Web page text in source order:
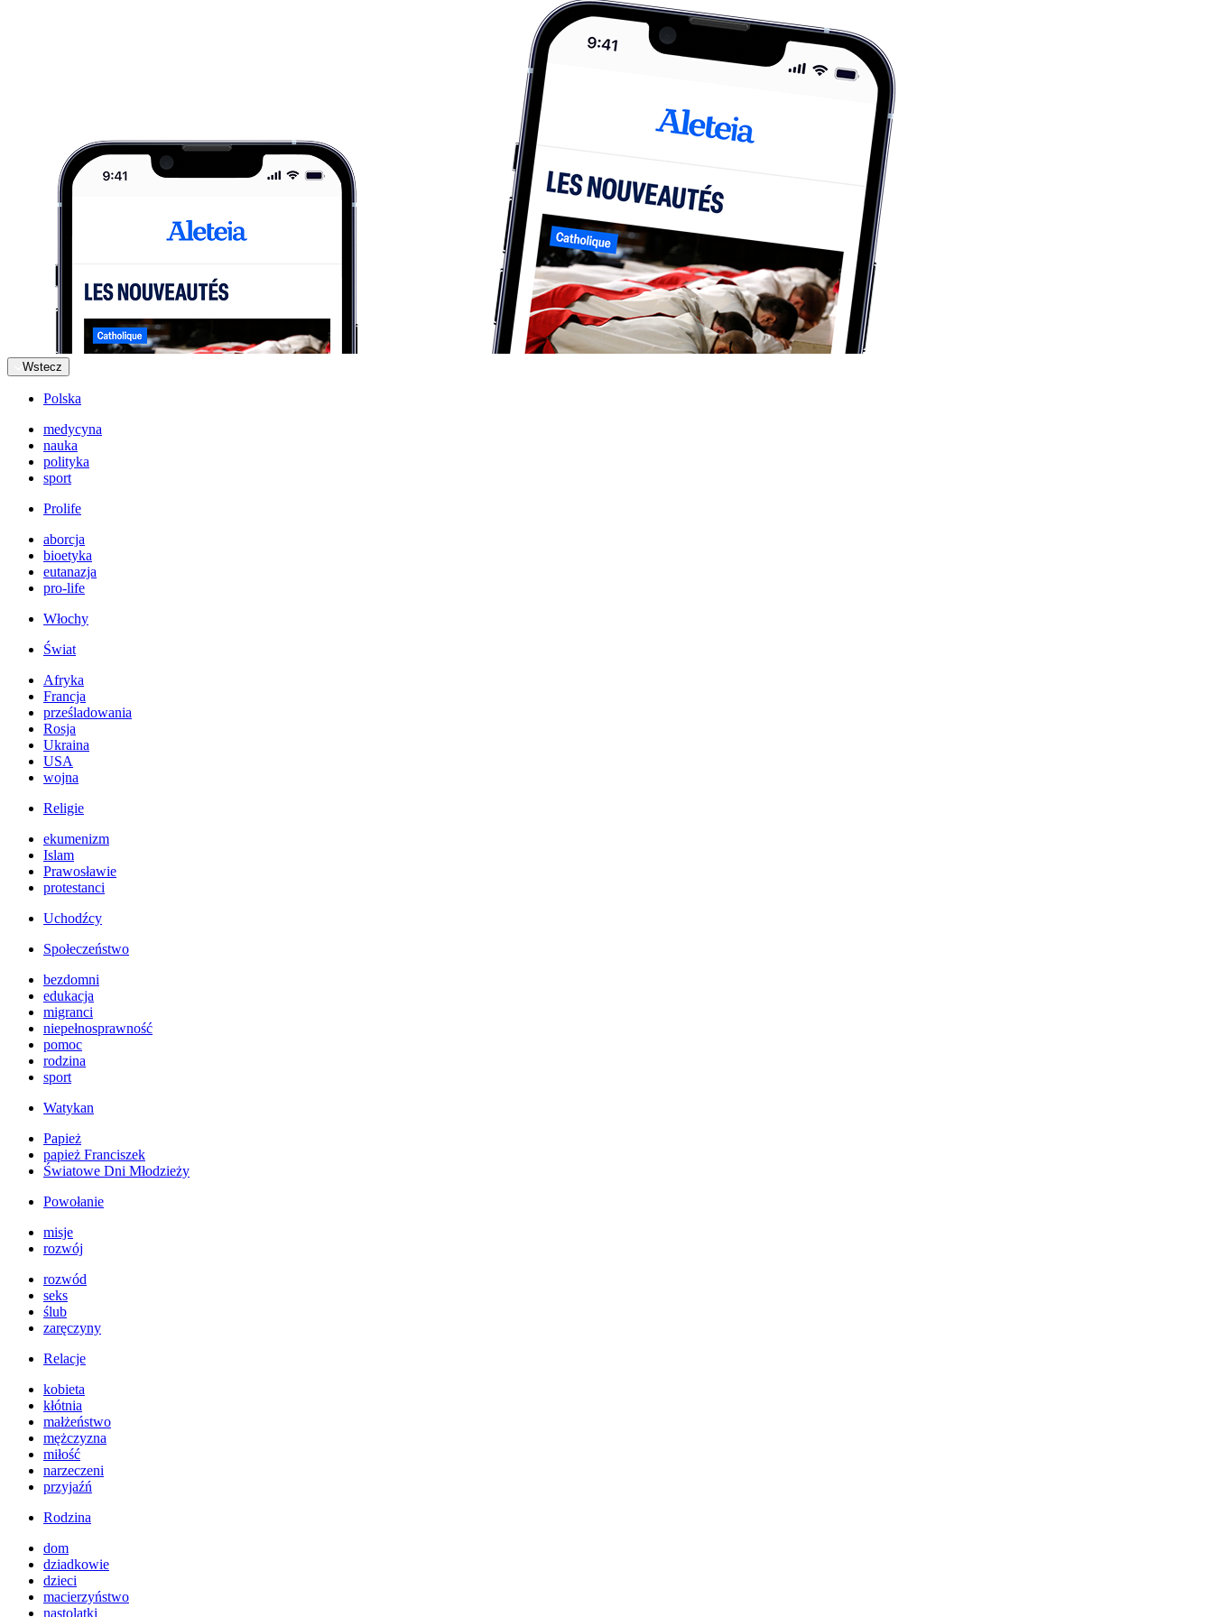
Wstecz
Polska
medycyna
nauka
polityka
sport
Prolife
aborcja
bioetyka
eutanazja
pro-life
Włochy
Świat
Afryka
Francja
prześladowania
Rosja
Ukraina
USA
wojna
Religie
ekumenizm
Islam
Prawosławie
protestanci
Uchodźcy
Społeczeństwo
bezdomni
edukacja
migranci
niepełnosprawność
pomoc
rodzina
sport
Watykan
Papież
papież Franciszek
Światowe Dni Młodzieży
Powołanie
misje
rozwój
rozwód
seks
ślub
zaręczyny
Relacje
kobieta
kłótnia
małżeństwo
mężczyzna
miłość
narzeczeni
przyjaźń
Rodzina
dom
dziadkowie
dzieci
macierzyństwo
nastolatki